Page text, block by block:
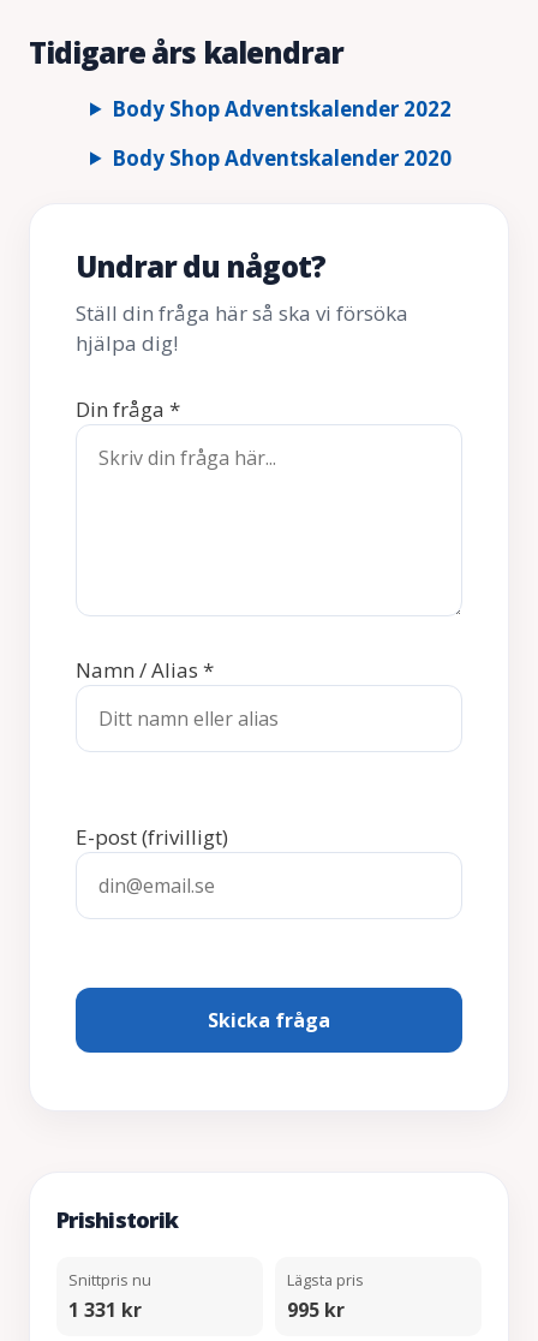
Tidigare års kalendrar
Body Shop Adventskalender 2022
Body Shop Adventskalender 2020
Undrar du något?
Ställ din fråga här så ska vi försöka
hjälpa dig!
Din fråga *
Namn / Alias *
E-post(frivilligt)
Prishistorik
Snittpris nu
1 331 kr
Lägsta pris
995 kr